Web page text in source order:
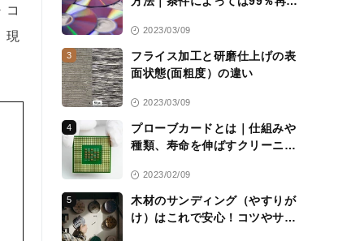
コ
現
2023/03/09
3
フライス加工と研磨仕上げの表
面状態(面粗度）の違い
2023/03/09
4
プローブカードとは｜仕組みや
種類、寿命を伸ばすクリーニン
2023/02/09
5
木材のサンディング（やすりが
け）はこれで安心！コツやサン